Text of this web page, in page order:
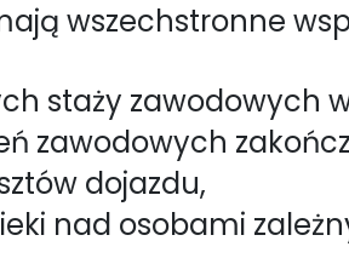
wszechstronne
staży zawodowych
zawodowych
dojazdu,
nad osobami